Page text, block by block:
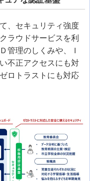
、セキュリティ強度
ラウドサービスを利
管理のしくみや、Ｉ
不正アクセスにも対
ロトラストにも対応